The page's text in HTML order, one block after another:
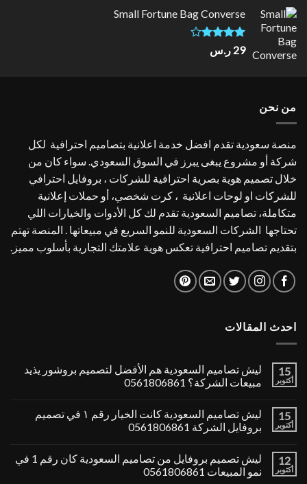
5
Small Fortune Bag Converse
تم
التقييم
29 ر.س
من نحن
منصة سعودية تقدم افضل خدمة اعلانية بتصاميم احترافية لكل
شركة أو مشروع يبغى يبرز في السوق السعودي. سواء كان من
خلال تصميم هوية بصرية احترافية للشركات ، بروفايل احترافي
للشركات او لوحات اعلانية ، كرت شخصي، أو حملات إعلانية
متكاملة، تصاميم السعودية تقدم لك كل الأدوات والخيارات اللي
تحتاجها الشركات السعودية للنمو السريع في مبيعاتها . المنصة تهتم
بتقديم تصاميم احترافية تعكس هوية علامتك التجارية بأسلوب مميز.
احدث المقالات
15
أكتوبر
ليش تصاميم السعودية هم الأفضل لتصميم بروشور يذيد
مبيعات الشركة؟ 0561806861
15
أكتوبر
ليش تصاميم السعودية كانت الخيار رقم ١ في تصميم
بروفايل الشركة 0561806861
12
أكتوبر
ليش تصميم بروفايل من تصاميم السعودية كان رقم 1 في
نمو المبيعات 0561806861